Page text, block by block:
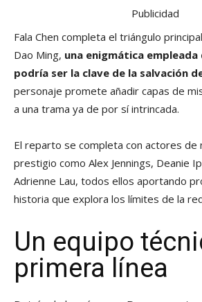
Publicidad
Fala Chen completa el triángulo
Dao Ming, una enigmática empleada
podría ser la clave de la salvación
personaje promete añadir capas de
a una trama ya de por sí intrincada.
El reparto se completa con actores de
prestigio como Alex Jennings, Deanie
Adrienne Lau, todos ellos aportando
historia que explora los límites de la
Un equipo
primera línea